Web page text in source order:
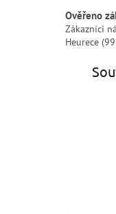
Ověřeno
Zákazníci
Heurece